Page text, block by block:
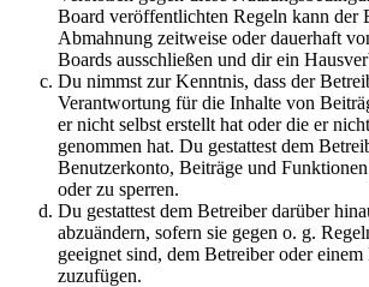
Board veröffentlichten Regeln kann der
Abmahnung zeitweise oder dauerhaft
Boards ausschließen und dir ein
Du nimmst zur Kenntnis, dass der
Verantwortung für die Inhalte von
er nicht selbst erstellt hat oder die er
genommen hat. Du gestattest dem
Benutzerkonto, Beiträge und
oder zu sperren.
Du gestattest dem Betreiber darüber
abzuändern, sofern sie gegen o. g.
geeignet sind, dem Betreiber oder
zuzufügen.